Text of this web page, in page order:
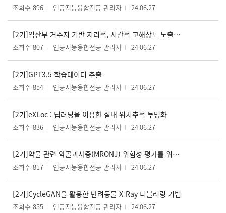
조회수 896 인공지능융합전공 관리자 24.06.27
[2기]임산부 거주지 기반 지리적, 시간적 고해상도 노출 평가 및 통계 모델링 등을 통한 미세먼지 노출 평가 방법론 고도화
조회수 807 인공지능융합전공 관리자 24.06.27
[2기]GPT3.5 학습데이터 추출
조회수 854 인공지능융합전공 관리자 24.06.27
[2기]eXLoc : 딥러닝을 이용한 실내 위치추적 투명화
조회수 836 인공지능융합전공 관리자 24.06.27
[2기]약물 관련 악골괴사증(MRONJ) 위험성 평가를 위한 머신러닝 및 딥러닝 기법의 비교 연구
조회수 817 인공지능융합전공 관리자 24.06.27
[2기]CycleGAN을 활용한 반려동물 X-Ray 디블러링 기법
조회수 855 인공지능융합전공 관리자 24.06.27